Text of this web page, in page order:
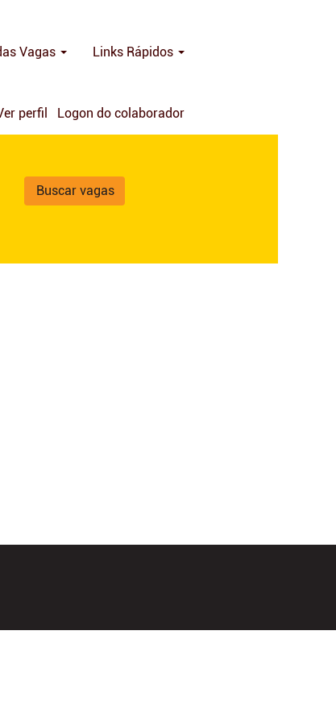
Vagas Links Rápidos
perfil Logon do colaborador